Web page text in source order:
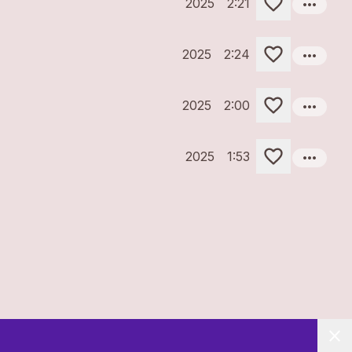
2025 2:21 more_horiz
2025 2:24 more_horiz
2025 2:00 more_horiz
2025 1:53 more_horiz